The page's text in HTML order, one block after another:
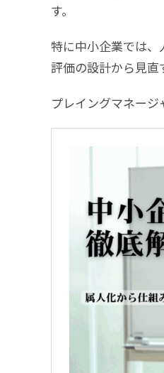
す。
特に中小企業では
評価の設計から見直
プレイングマネー